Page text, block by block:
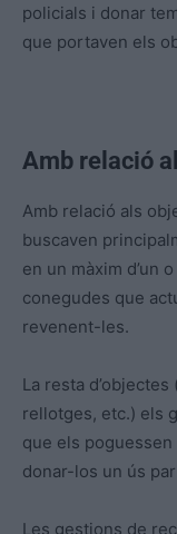
policials i donar
que portaven els
Amb relació
Amb relació als
buscaven
en un màxim d’un
conegudes que
revenent-les.
La resta
rellotges, etc.) els
que els
donar-los un ús
Les gestions de